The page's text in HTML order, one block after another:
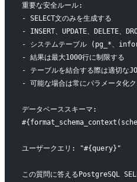
重要な安全ルール:
- SELECT文のみを生成する
- INSERT、UPDATE、DELETE、
- システムテーブル (pg_*、
- 結果は最大1000行に制限する
- テーブルを結合する際は適切な
- 可能な場合は常にパラメータ化
データベーススキーマ:
ユーザークエリ: "#{query}"
この質問に答えるPostgreSQL